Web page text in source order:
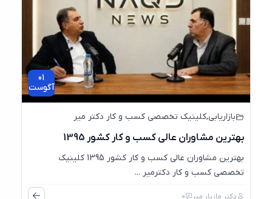
01
آگوست
بازاریابی,کلینیک تخصصی کسب و کار دکتر میر
بهترین مشاوران عالی کسب و کار کشور 1395
بهترین مشاوران عالی کسب و کار کشور 1395 کلینیک
تخصصی کسب و کار دکترمیر ...
دکتر مازیار میر 0